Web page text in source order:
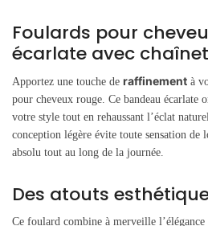
Foulards pour
écarlate avec
Apportez une touche de raffinement à
pour cheveux rouge. Ce bandeau écarlate
votre style tout en rehaussant l’éclat
conception légère évite toute sensation
absolu tout au long de la journée.
Des atouts
Ce foulard combine à merveille